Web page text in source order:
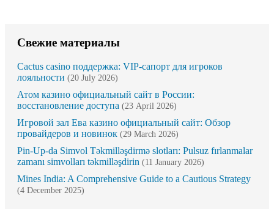
Свежие материалы
Cactus casino поддержка: VIP-сапорт для игроков
лояльности (20 July 2026)
Атом казино официальный сайт в России:
восстановление доступа (23 April 2026)
Игровой зал Ева казино официальный сайт: Обзор
провайдеров и новинок (29 March 2026)
Pin-Up-da Simvol Təkmilləşdirmə slotları: Pulsuz fırlanmalar
zamanı simvolları təkmilləşdirin (11 January 2026)
Mines India: A Comprehensive Guide to a Cautious Strategy
(4 December 2025)